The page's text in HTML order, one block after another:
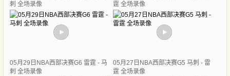
刺 全场录像
霆 全场录像
05月29日NBA西部决赛G6 雷霆 - 马
刺 全场录像
05月27日NBA西部决赛G5 马刺 - 雷
霆 全场录像